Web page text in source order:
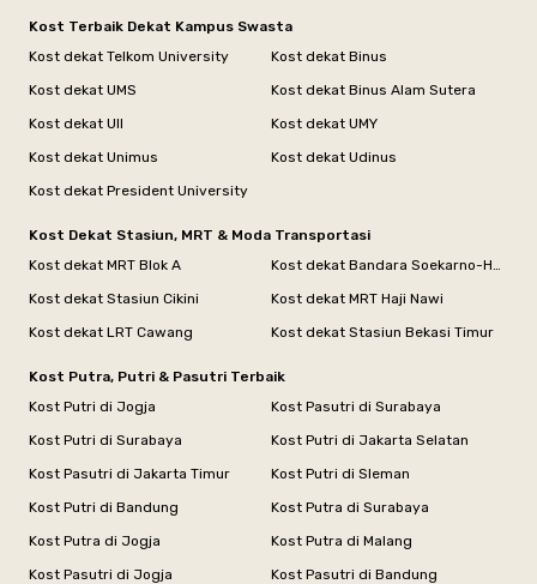
Kost Terbaik Dekat Kampus Swasta
Kost dekat Telkom University
Kost dekat Binus
Kost dekat UMS
Kost dekat Binus Alam Sutera
Kost dekat UII
Kost dekat UMY
Kost dekat Unimus
Kost dekat Udinus
Kost dekat President University
Kost Dekat Stasiun, MRT & Moda Transportasi
Kost dekat MRT Blok A
Kost dekat Bandara Soekarno-Hatta
Kost dekat Stasiun Cikini
Kost dekat MRT Haji Nawi
Kost dekat LRT Cawang
Kost dekat Stasiun Bekasi Timur
Kost Putra, Putri & Pasutri Terbaik
Kost Putri di Jogja
Kost Pasutri di Surabaya
Kost Putri di Surabaya
Kost Putri di Jakarta Selatan
Kost Pasutri di Jakarta Timur
Kost Putri di Sleman
Kost Putri di Bandung
Kost Putra di Surabaya
Kost Putra di Jogja
Kost Putra di Malang
Kost Pasutri di Jogja
Kost Pasutri di Bandung